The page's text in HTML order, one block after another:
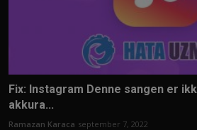
Fix: Instagram Denne sangen er
akkura...
Ramazan Karaca september 7, 2022